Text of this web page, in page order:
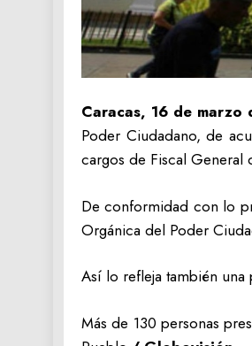
Caracas, 16 de marzo
Poder Ciudadano, de
cargos de Fiscal General
De conformidad con lo
Orgánica del Poder
Así lo refleja también una
Más de 130 personas